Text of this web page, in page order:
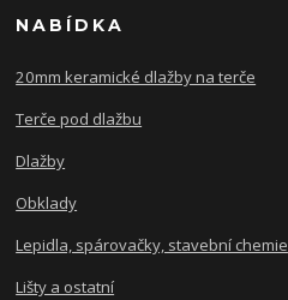
NABÍDKA
20mm keramické dlažby na terče
Terče pod dlažbu
Dlažby
Obklady
Lepidla, spárovačky, stavební chemie
Lišty a ostatní